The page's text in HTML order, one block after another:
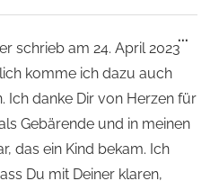
schrieb am 24. April 2023
komme ich dazu auch
Ich danke Dir von Herzen für
Gebärende und in meinen
das ein Kind bekam. Ich
Du mit Deiner klaren,
...